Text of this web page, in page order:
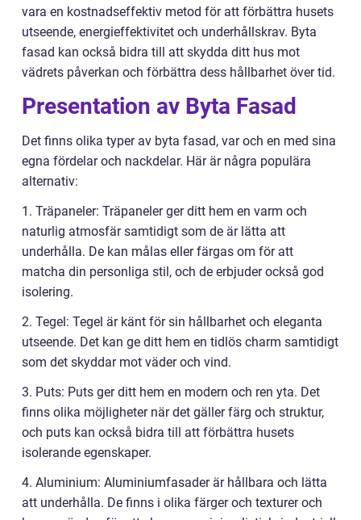
vara en kostnadseffektiv metod för att förbättra husets
utseende, energieffektivitet och underhållskrav. Byta
fasad kan också bidra till att skydda ditt hus mot
vädrets påverkan och förbättra dess hållbarhet över tid.
Presentation av Byta Fasad
Det finns olika typer av byta fasad, var och en med sina
egna fördelar och nackdelar. Här är några populära
alternativ:
1. Träpaneler: Träpaneler ger ditt hem en varm och
naturlig atmosfär samtidigt som de är lätta att
underhålla. De kan målas eller färgas om för att
matcha din personliga stil, och de erbjuder också god
isolering.
2. Tegel: Tegel är känt för sin hållbarhet och eleganta
utseende. Det kan ge ditt hem en tidlös charm samtidigt
som det skyddar mot väder och vind.
3. Puts: Puts ger ditt hem en modern och ren yta. Det
finns olika möjligheter när det gäller färg och struktur,
och puts kan också bidra till att förbättra husets
isolerande egenskaper.
4. Aluminium: Aluminiumfasader är hållbara och lätta
att underhålla. De finns i olika färger och texturer och